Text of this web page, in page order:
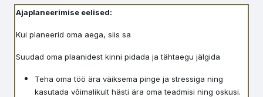
Ajaplaneerimise eelised:
Kui planeerid oma aega, siis sa
Suudad oma plaanidest kinni pidada ja tähtaegu jälgida
Teha oma töö ära väiksema pinge ja stressiga ning
kasutada võimalikult hästi ära oma teadmisi ning oskusi.